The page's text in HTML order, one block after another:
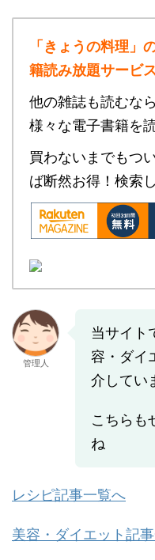
「きょうの料理」
籍読み放題サービ
他の雑誌も読むな
様々な電子書籍を
買わないまでもつ
ば断然お得！検索
管理人
当サイト
容・ダイ
介してい
こちらも
ね
レシピ記事一覧へ
美容・ダイエット記